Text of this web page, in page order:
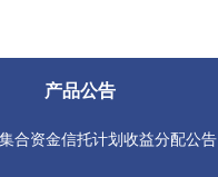
产品公告
合资金信托计划收益分配公告